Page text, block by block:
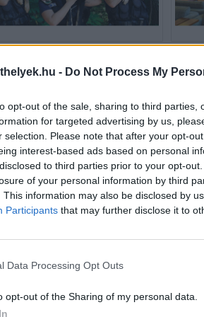
- Do Not Process My
opt-out of the sale, sharing to third parties,
for targeted advertising by us,
selection. Please note that after your opt-
interest-based ads based on personal
to third parties prior to your opt-
of your personal information by third
This information may also be disclosed by
Participants that may further disclose it to
Data Processing Opt Outs
opt-out of the Sharing of my personal data.
történetek a K9-es kutyák
szív és még nagyobb bátorság.
legkeményebb kutyái, a K9-es
Az ő életükbe enged
Kovács Violetta legújabb
könyve, amit most akár...
»
2018-
zsűri